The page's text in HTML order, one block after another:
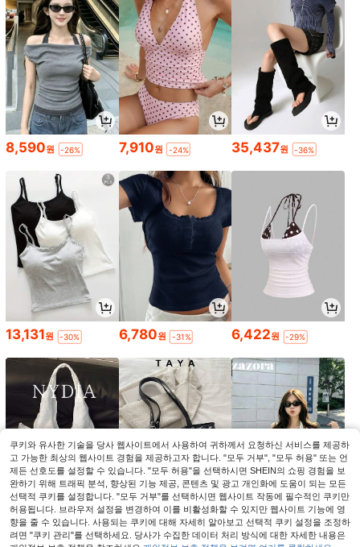
8,590원 -26% 7,910원 -24% 35,437원 -36%
13,131원 -30% 6,780원 -31% 6,422원 -29%
5,942원 -38% 6,880 원 -40% 9,756원 -31%
쿠키와 유사한 기술을 당사 웹사이트에서 사용하여 귀하께서 요청하신 서비스를 제공하
고 가능한 최상의 웹사이트 경험을 제공하고자 합니다. "모두 거부", "모두 허용" 또는 언
제든 선호도를 설정할 수 있습니다. "모두 허용"을 선택하시면 SHEIN의 쇼핑 경험을 보
완하기 위해 트래픽 분석, 향상된 기능 제공, 콘텐츠 및 광고 개인화에 도움이 되는 모든
선택적 쿠키를 설정합니다. "모두 거부"를 선택하시면 웹사이트 작동에 필수적인 쿠키만
허용됩니다. 브라우저 설정을 변경하여 이를 비활성화할 수 있지만 웹사이트 기능에 영
향을 줄 수 있습니다. 사용되는 쿠키에 대해 자세히 알아보고 선택적 쿠키 설정을 조정하
려면 "쿠키 관리"를 선택하세요. 당사가 수집한 데이터 처리 방식에 대한 자세한 내용은